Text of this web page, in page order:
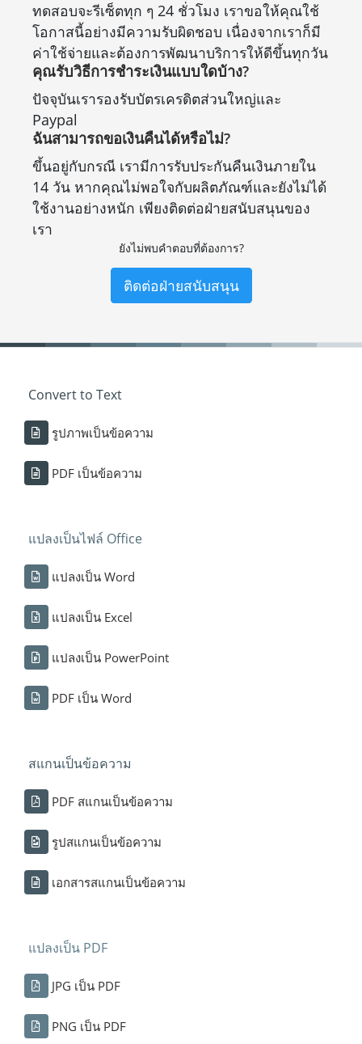
ทดสอบจะรีเซ็ตทุก ๆ 24 ชั่วโมง เราขอให้คุณใช้
โอกาสนี้อย่างมีความรับผิดชอบ เนื่องจากเราก็มี
ค่าใช้จ่ายและต้องการพัฒนาบริการให้ดีขึ้นทุกวัน
คุณรับวิธีการชำระเงินแบบใดบ้าง?
ปัจจุบันเรารองรับบัตรเครดิตส่วนใหญ่และ
Paypal
ฉันสามารถขอเงินคืนได้หรือไม่?
ขึ้นอยู่กับกรณี เรามีการรับประกันคืนเงินภายใน
14 วัน หากคุณไม่พอใจกับผลิตภัณฑ์และยังไม่ได้
ใช้งานอย่างหนัก เพียงติดต่อฝ่ายสนับสนุนของ
เรา
ยังไม่พบคำตอบที่ต้องการ?
ติดต่อฝ่ายสนับสนุน
Convert to Text
รูปภาพเป็นข้อความ
PDF เป็นข้อความ
แปลงเป็นไฟล์ Office
แปลงเป็น Word
แปลงเป็น Excel
แปลงเป็น PowerPoint
PDF เป็น Word
สแกนเป็นข้อความ
PDF สแกนเป็นข้อความ
รูปสแกนเป็นข้อความ
เอกสารสแกนเป็นข้อความ
แปลงเป็น PDF
JPG เป็น PDF
PNG เป็น PDF